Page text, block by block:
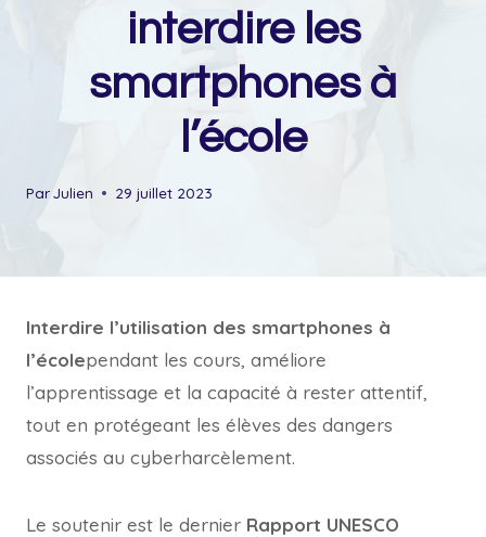
interdire les
smartphones à
l’école
ParJulien 29 juillet 2023
Interdire l’utilisation des smartphones à
l’écolependant les cours, améliore
l’apprentissage et la capacité à rester attentif,
tout en protégeant les élèves des dangers
associés au cyberharcèlement.
Le soutenir est le dernier Rapport UNESCO